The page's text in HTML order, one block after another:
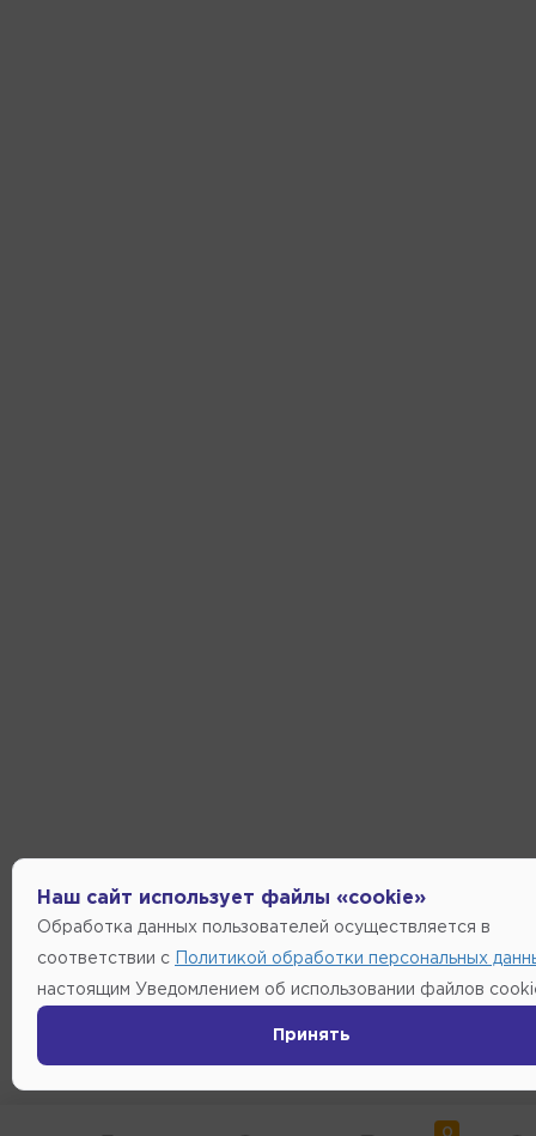
0
Наш сайт использует файлы «cookie»
Обработка данных пользователей осуществляется в
соответствии с Политикой обработки персональных
настоящим Уведомлением об использовании файлов
Принять